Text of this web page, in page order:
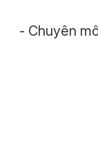
- Chuyên
+Thạc
+Kỹ sư